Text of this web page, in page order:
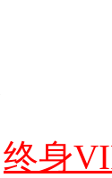
终身